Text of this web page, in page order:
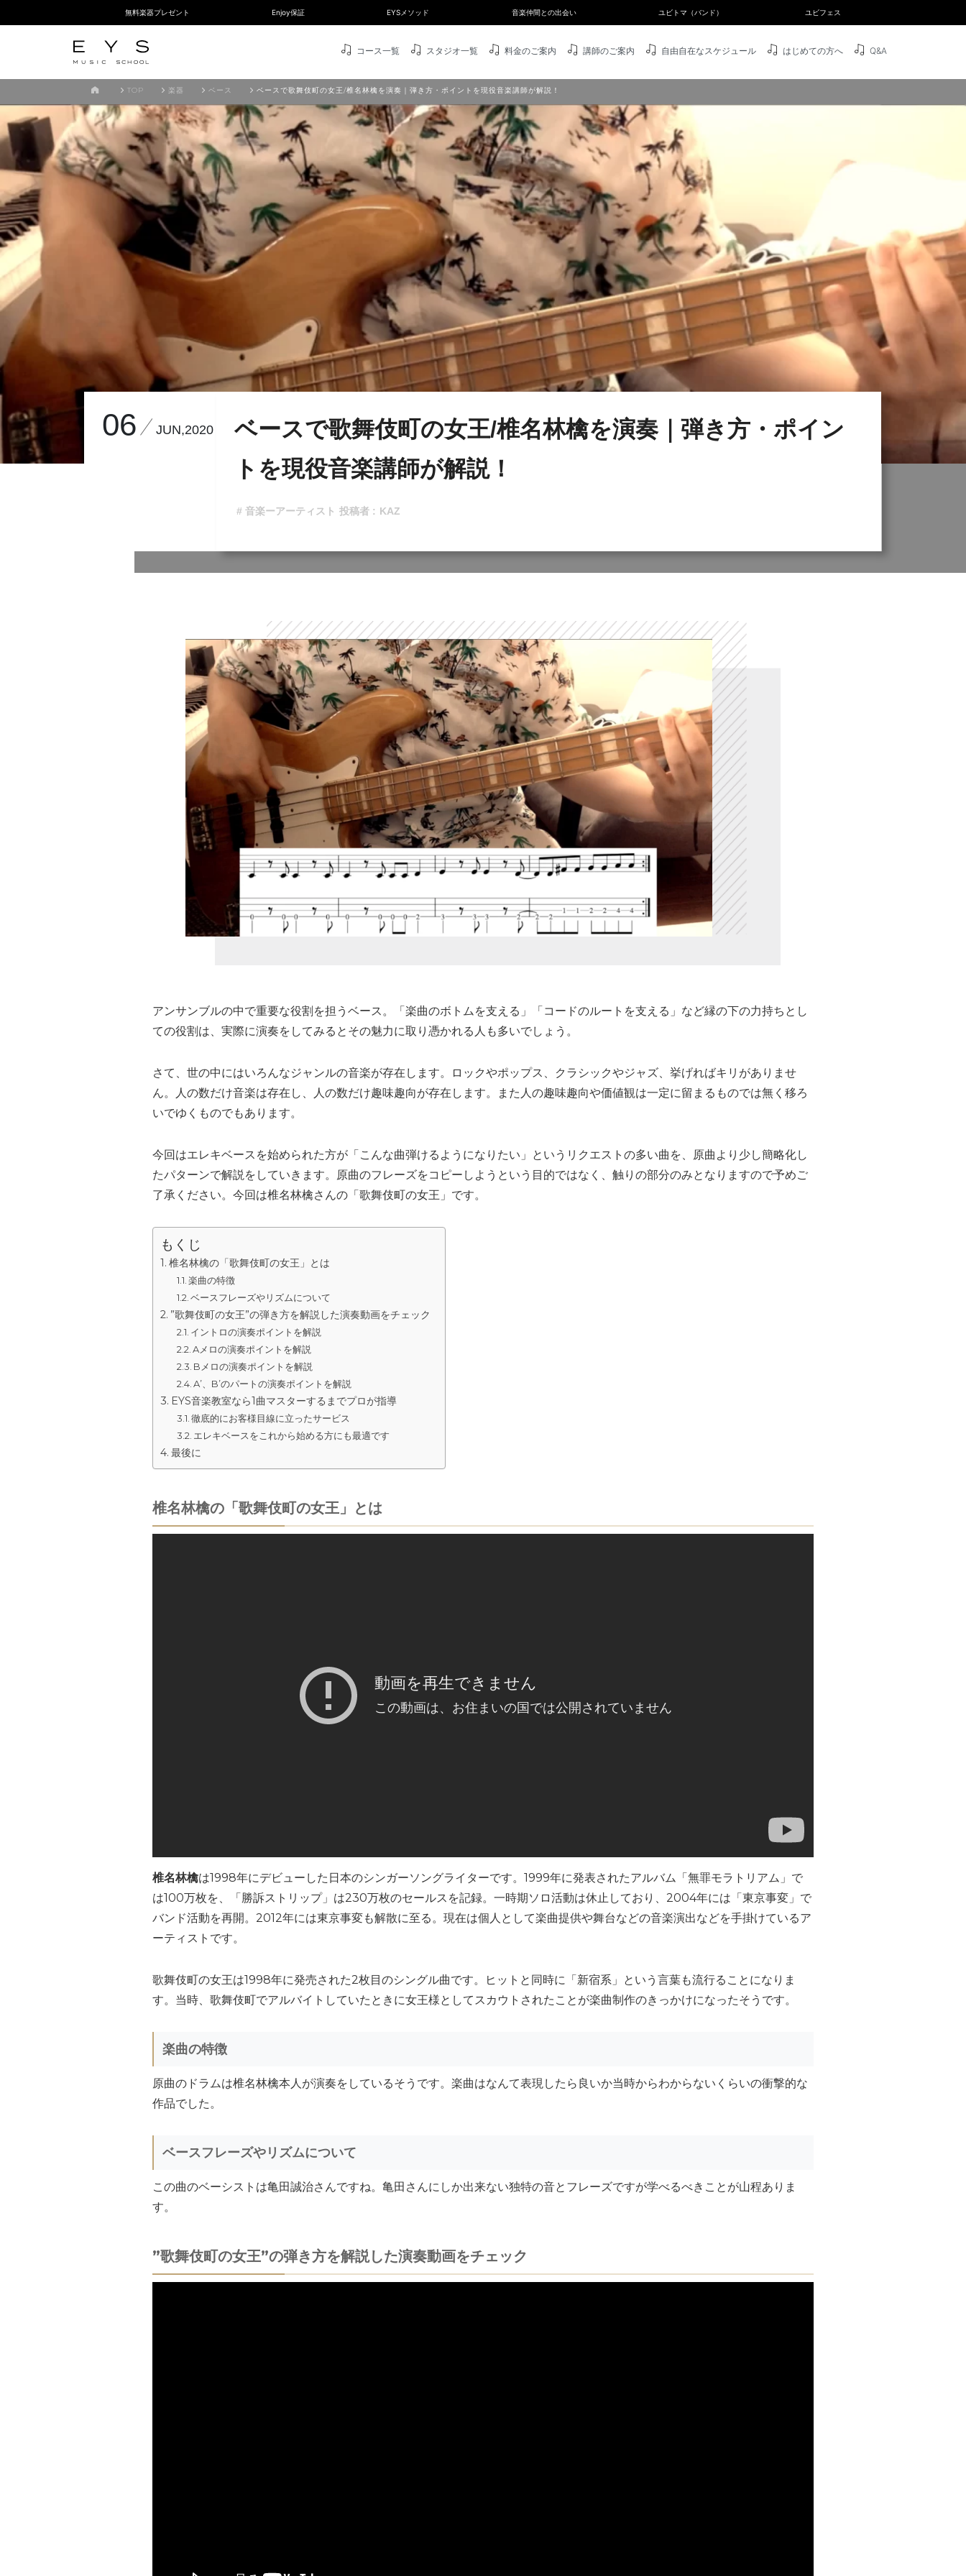
無料楽器プレゼント Enjoy保証 EYSメソッド 音楽仲間との出会い ユビトマ（バンド） ユビフェス
コース一覧 スタジオ一覧 料金のご案内 講師のご案内 自由自在なスケジュール はじめての方へ Q&A
TOP 楽器 ベース ベースで歌舞伎町の女王/椎名林檎を演奏｜弾き方・ポイントを現役音楽講師が解説！
06 JUN,2020
ベースで歌舞伎町の女王/椎名林檎を演奏｜弾き方・ポイン
トを現役音楽講師が解説！
# 音楽ーアーティスト 投稿者 : KAZ
アンサンブルの中で重要な役割を担うベース。「楽曲のボトムを支える」「コードのルートを支える」など縁の下の力持ちとし
ての役割は、実際に演奏をしてみるとその魅力に取り憑かれる人も多いでしょう。
さて、世の中にはいろんなジャンルの音楽が存在します。ロックやポップス、クラシックやジャズ、挙げればキリがありませ
ん。人の数だけ音楽は存在し、人の数だけ趣味趣向が存在します。また人の趣味趣向や価値観は一定に留まるものでは無く移ろ
いでゆくものでもあります。
今回はエレキベースを始められた方が「こんな曲弾けるようになりたい」というリクエストの多い曲を、原曲より少し簡略化し
たパターンで解説をしていきます。原曲のフレーズをコピーしようという目的ではなく、触りの部分のみとなりますので予めご
了承ください。今回は椎名林檎さんの「歌舞伎町の女王」です。
もくじ
椎名林檎の「歌舞伎町の女王」とは
楽曲の特徴
ベースフレーズやリズムについて
”歌舞伎町の女王”の弾き方を解説した演奏動画をチェック
イントロの演奏ポイントを解説
Aメロの演奏ポイントを解説
Bメロの演奏ポイントを解説
A’、B’のパートの演奏ポイントを解説
EYS音楽教室なら1曲マスターするまでプロが指導
徹底的にお客様目線に立ったサービス
エレキベースをこれから始める方にも最適です
最後に
椎名林檎の「歌舞伎町の女王」とは
椎名林檎は1998年にデビューした日本のシンガーソングライターです。1999年に発表されたアルバム「無罪モラトリアム」で
は100万枚を、「勝訴ストリップ」は230万枚のセールスを記録。一時期ソロ活動は休止しており、2004年には「東京事変」で
バンド活動を再開。2012年には東京事変も解散に至る。現在は個人として楽曲提供や舞台などの音楽演出などを手掛けているア
ーティストです。
歌舞伎町の女王は1998年に発売された2枚目のシングル曲です。ヒットと同時に「新宿系」という言葉も流行ることになりま
す。当時、歌舞伎町でアルバイトしていたときに女王様としてスカウトされたことが楽曲制作のきっかけになったそうです。
楽曲の特徴
原曲のドラムは椎名林檎本人が演奏をしているそうです。楽曲はなんて表現したら良いか当時からわからないくらいの衝撃的な
作品でした。
ベースフレーズやリズムについて
この曲のベーシストは亀田誠治さんですね。亀田さんにしか出来ない独特の音とフレーズですが学べるべきことが山程ありま
す。
”歌舞伎町の女王”の弾き方を解説した演奏動画をチェック